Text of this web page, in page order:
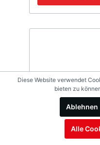
Diese Website verwendet
bieten zu
Ablehnen
Alle